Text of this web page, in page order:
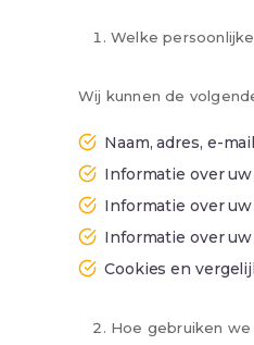
Welke
Wij kunnen de
Naam, adres, e-
Informatie over
Informatie over
Informatie over
Cookies en
Hoe gebruiken